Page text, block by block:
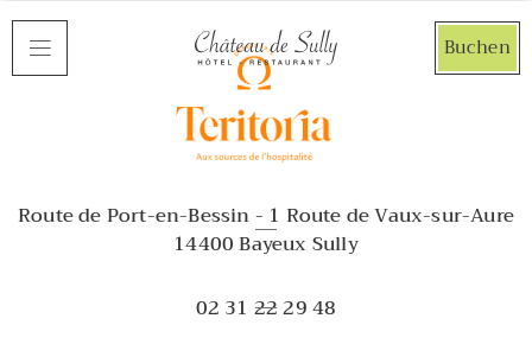
Buchen
Route de Port-en-Bessin - 1 Route de Vaux-sur-Aure
14400 Bayeux Sully
02 31 22 29 48
Cookie-Einstellungen